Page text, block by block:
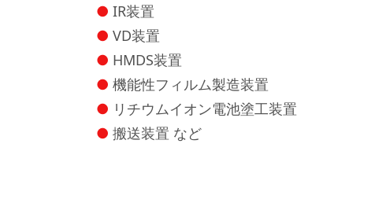
IR装置
VD装置
HMDS装置
機能性フィルム製造装置
リチウムイオン電池塗工装置
搬送装置 など